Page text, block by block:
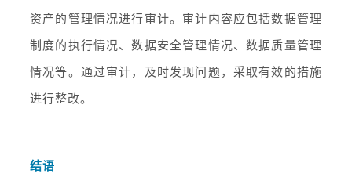
资产的管理情况进行审计。审计内容应包括数据管理
制度的执行情况、数据安全管理情况、数据质量管理
情况等。通过审计，及时发现问题，采取有效的措施
进行整改。
结语